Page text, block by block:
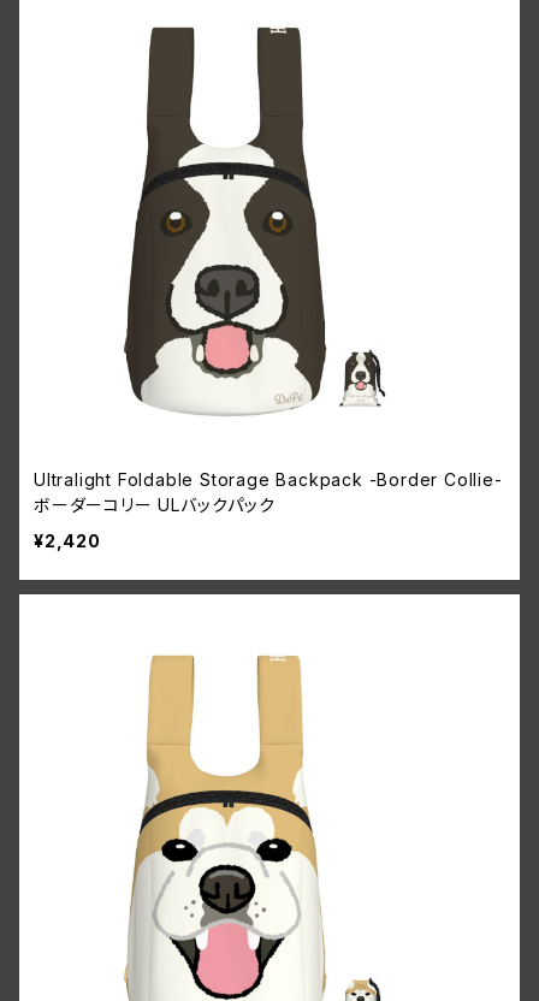
Ultralight Foldable Storage Backpack -Border Collie-
ボーダーコリー ULバックパック
¥2,420